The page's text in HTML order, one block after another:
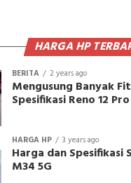
HARGA HP
BERITA 2 years ago
Mengusung Banyak
Spesifikasi Reno 12
HARGA HP 3 years ago
Harga dan Spesifikasi
M34 5G